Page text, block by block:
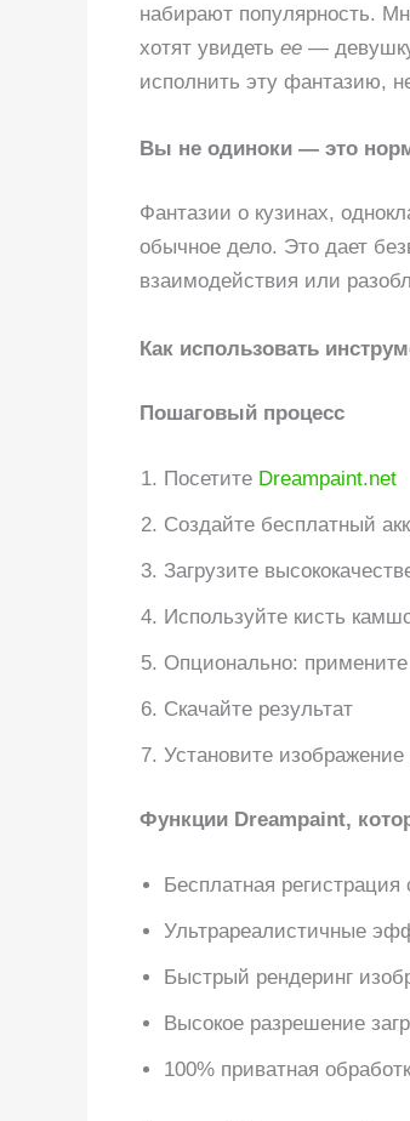
набирают популярность.
хотят увидеть ее—
исполнить эту фантазию,
Вы не одиноки — это
Фантазии о кузинах,
обычное дело. Это дает
взаимодействия или
Как использовать
Пошаговый процесс
Посетите Dreampaint.net
Создайте бесплатный
Загрузите
Используйте кисть
Опционально:
Скачайте результат
Установите
Функции Dreampaint,
Бесплатная
Ультрареалистичные
Быстрый рендеринг
Высокое разрешение
100% приватная